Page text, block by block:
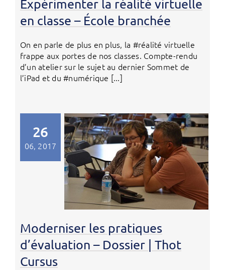
Expérimenter la réalité virtuelle
en classe – École branchée
On en parle de plus en plus, la #réalité virtuelle
frappe aux portes de nos classes. Compte-rendu
d’un atelier sur le sujet au dernier Sommet de
l’iPad et du #numérique [...]
26
06, 2017
Moderniser les pratiques
d’évaluation – Dossier | Thot
Cursus